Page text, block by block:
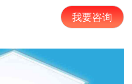
我要咨询